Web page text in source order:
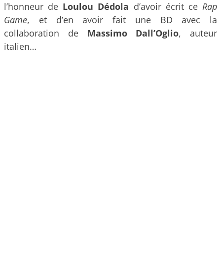
l’honneur de Loulou Dédola d’avoir écrit ceRap
Game, et d’en avoir fait une BD avec la
collaboration de Massimo Dall’Oglio, auteur
italien…